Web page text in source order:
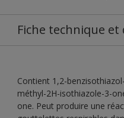
Fiche technique
Contient 1,2-
méthyl-2H-isothiazole-3-
one. Peut produire une